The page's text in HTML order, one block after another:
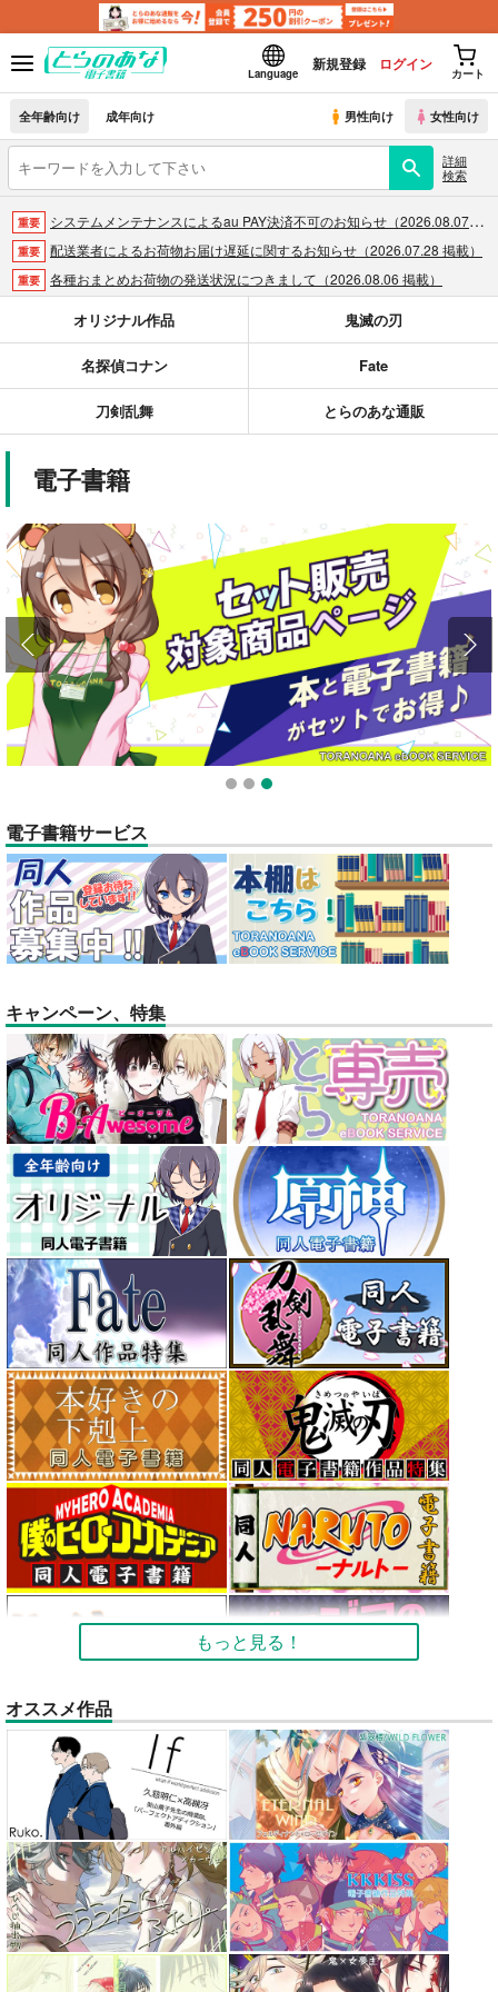
Language
新規登録 ログイン
カート
全年齢向け 成年向け 男性向け 女性向け
詳細
検索
重要 システムメンテナンスによるau PAY決済不可のお知らせ（2026.08.07 掲載）
重要 配送業者によるお荷物お届け遅延に関するお知らせ（2026.07.28 掲載）
重要 各種おまとめお荷物の発送状況につきまして（2026.08.06 掲載）
おまとめサイクル「定期便(月2)」一般会員様の利用再開のお知らせ（2026.02.05 掲載）
重要 「とらのあな×駿河屋日本橋乙女同人誌館」通販店頭受取サービス開始のお知らせ（2026.01.05 更新｜2025.12.30 掲載）
【2025/12/1より】「通販ポイント⇒とらコイン変換キャンペーン」終了のお知らせ（2025.11.21 掲載）
重要 ポイント付与・管理体制改定のお知らせ（2024.11.20 掲載）
オリジナル作品 鬼滅の刃
名探偵コナン Fate
刀剣乱舞 とらのあな通販
電子書籍
1 2 3
電子書籍サービス
キャンペーン、特集
もっと見る！
オススメ作品